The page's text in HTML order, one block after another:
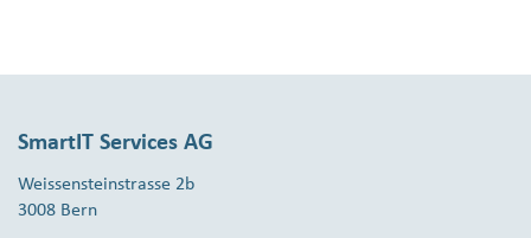
SmartIT Services AG
Weissensteinstrasse 2b
3008 Bern